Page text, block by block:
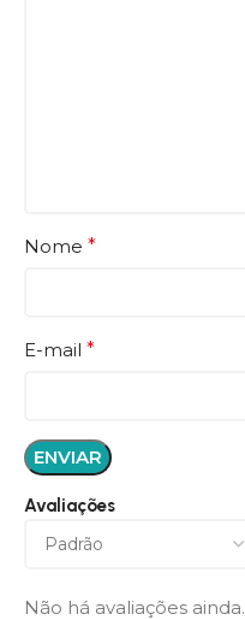
Avaliações
Não há avaliações ainda.
Nome *
E-mail *